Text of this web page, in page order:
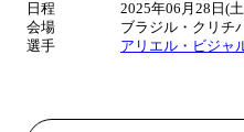
日程
2025年06月28日(
会場
ブラジル・クリチ
選手
アリエル・ビジャ